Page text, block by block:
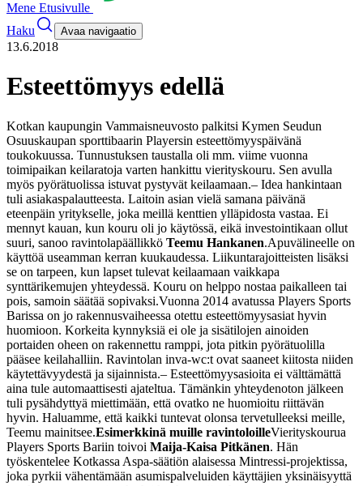
Mene Etusivulle
Haku
Avaa navigaatio
13.6.2018
Esteettömyys edellä
Kotkan kaupungin Vammaisneuvosto palkitsi Kymen Seudun
Osuuskaupan sporttibaarin Playersin esteettömyyspäivänä
toukokuussa. Tunnustuksen taustalla oli mm. viime vuonna
toimipaikan keilaratoja varten hankittu vierityskouru. Sen avulla
myös pyörätuolissa istuvat pystyvät keilaamaan.– Idea hankintaan
tuli asiakaspalautteesta. Laitoin asian vielä samana päivänä
eteenpäin yritykselle, joka meillä kenttien ylläpidosta vastaa. Ei
mennyt kauan, kun kouru oli jo käytössä, eikä investointikaan ollut
suuri, sanoo ravintolapäällikkö Teemu Hankanen.Apuvälineelle on
käyttöä useamman kerran kuukaudessa. Liikuntarajoitteisten lisäksi
se on tarpeen, kun lapset tulevat keilaamaan vaikkapa
synttärikemujen yhteydessä. Kouru on helppo nostaa paikalleen tai
pois, samoin säätää sopivaksi.Vuonna 2014 avatussa Players Sports
Barissa on jo rakennusvaiheessa otettu esteettömyysasiat hyvin
huomioon. Korkeita kynnyksiä ei ole ja sisätilojen ainoiden
portaiden oheen on rakennettu ramppi, jota pitkin pyörätuolilla
pääsee keilahalliin. Ravintolan inva-wc:t ovat saaneet kiitosta niiden
käytettävyydestä ja sijainnista.– Esteettömyysasioita ei välttämättä
aina tule automaattisesti ajateltua. Tämänkin yhteydenoton jälkeen
tuli pysähdyttyä miettimään, että ovatko ne huomioitu riittävän
hyvin. Haluamme, että kaikki tuntevat olonsa tervetulleeksi meille,
Teemu mainitsee.Esimerkkinä muille ravintoloilleVierityskourua
Players Sports Bariin toivoi Maija-Kaisa Pitkänen. Hän
työskentelee Kotkassa Aspa-säätiön alaisessa Mintressi-projektissa,
joka pyrkii vähentämään asumispalveluiden käyttäjien yksinäisyyttä